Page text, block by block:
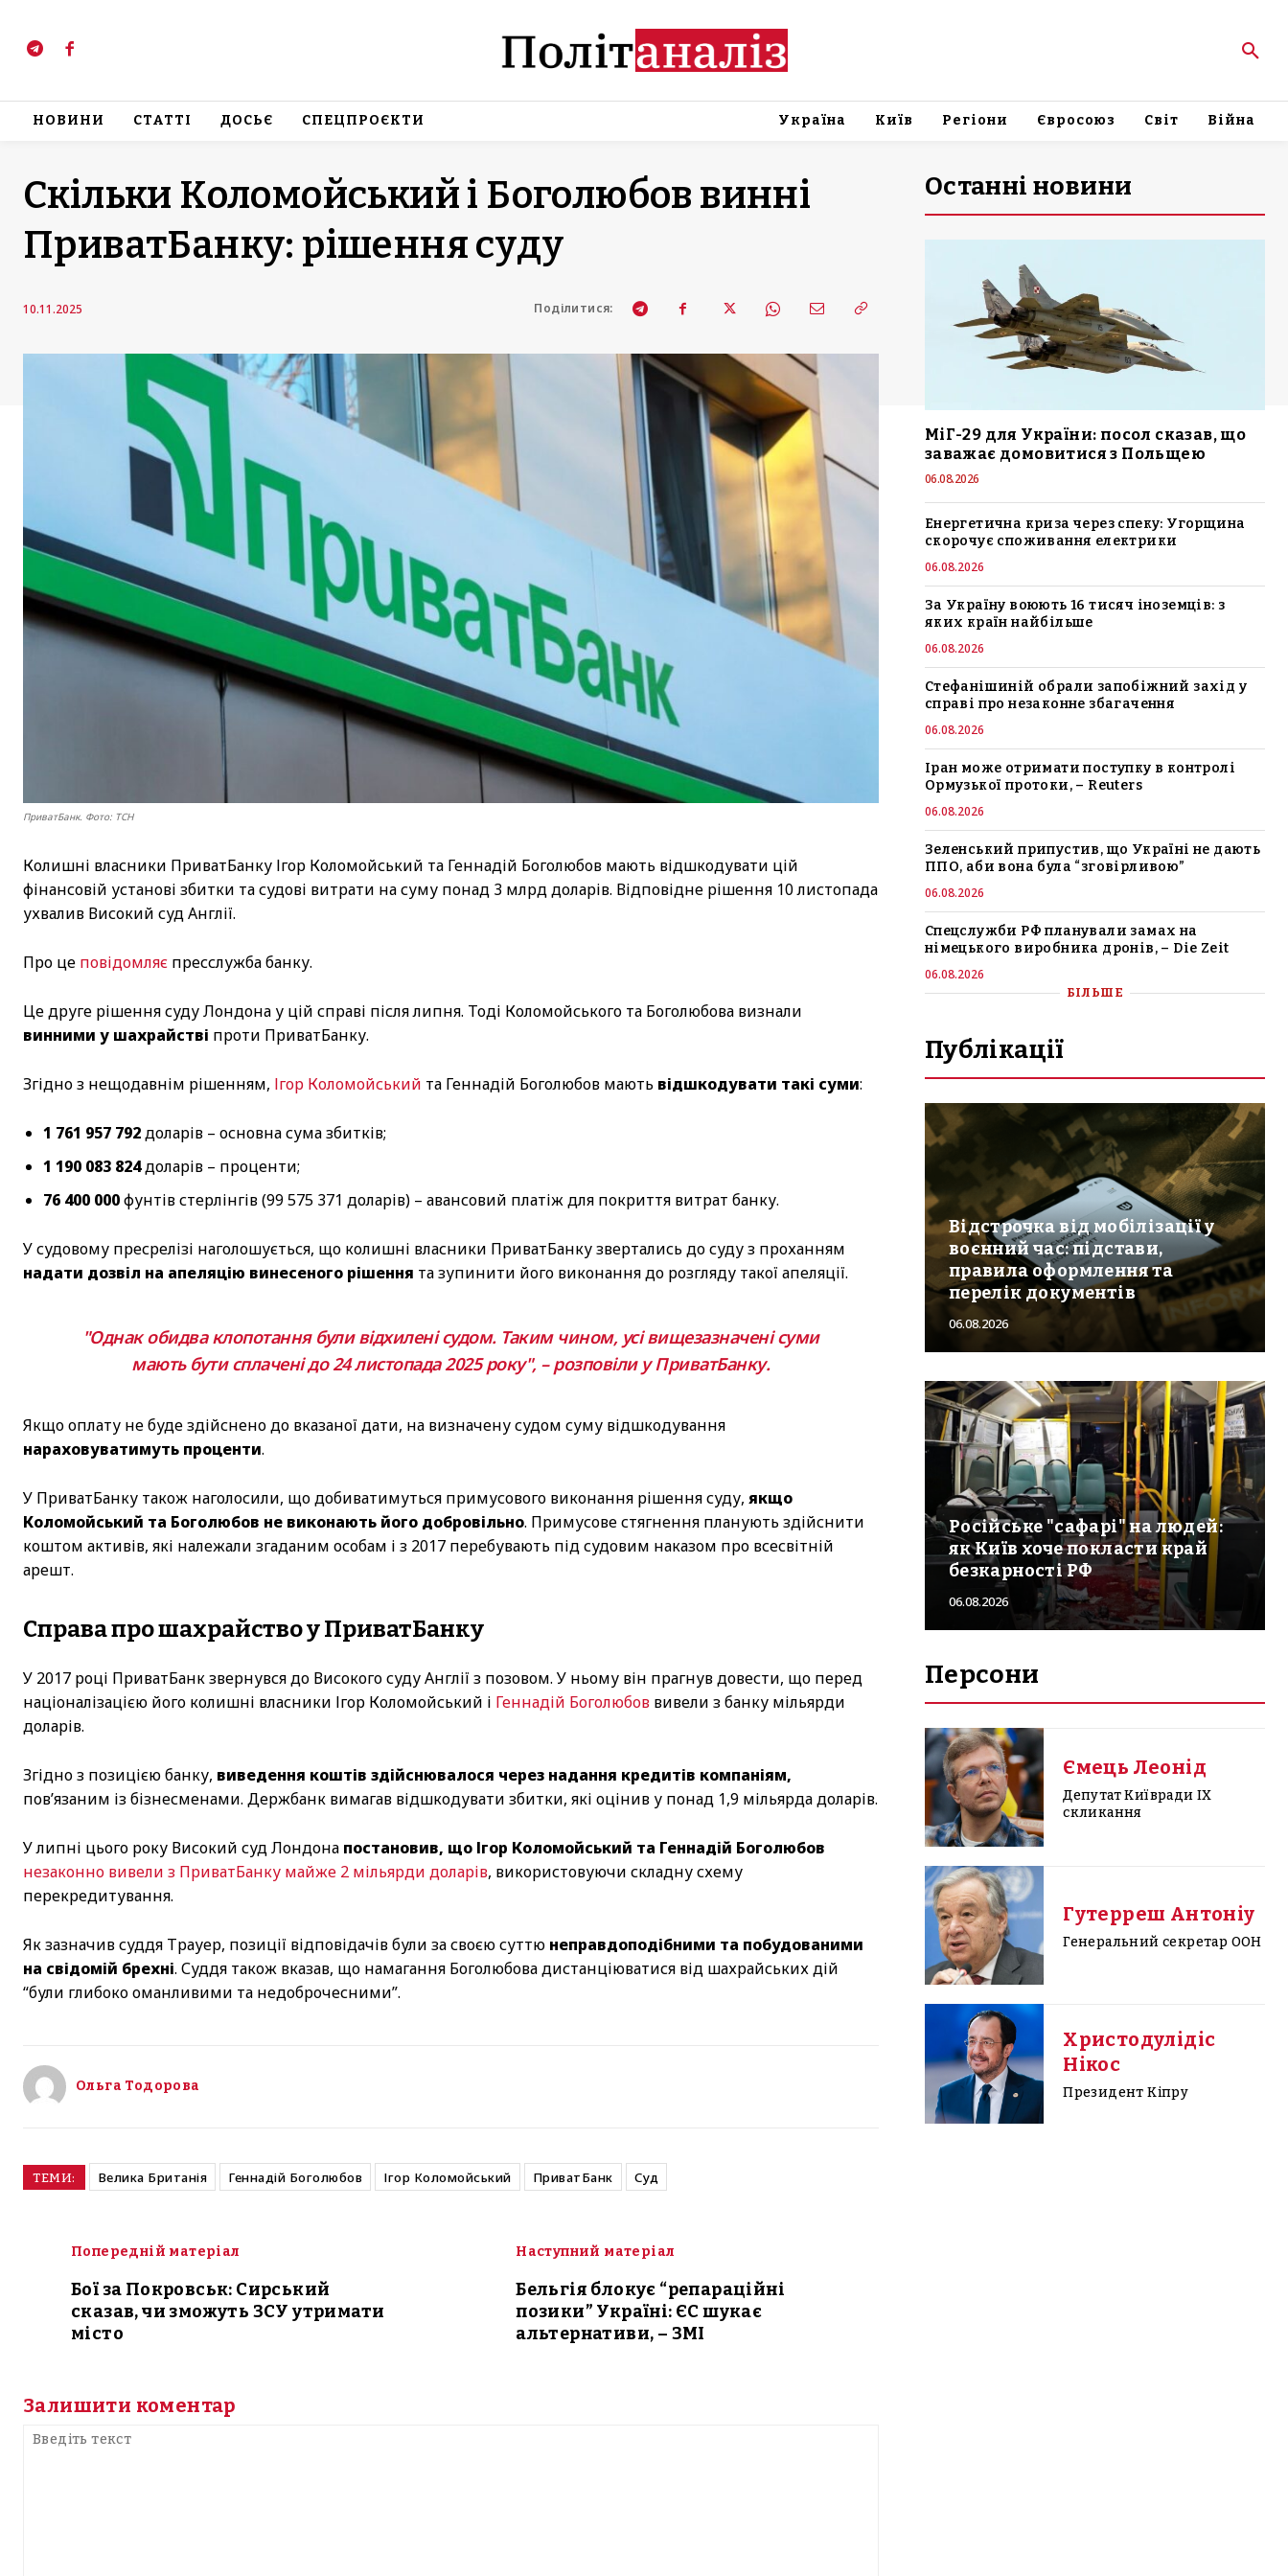
НОВИНИ СТАТТІ ДОСЬЄ СПЕЦПРОЄКТИ Україна Київ Регіони Євросоюз Світ Війна
Скільки Коломойський і Боголюбов винні
ПриватБанку: рішення суду
10.11.2025 Поділитися:
ПриватБанк. Фото: ТСН
Колишні власники ПриватБанку Ігор Коломойський та Геннадій Боголюбов мають відшкодувати цій
фінансовій установі збитки та судові витрати на суму понад 3 млрд доларів. Відповідне рішення 10 листопада
ухвалив Високий суд Англії.
Про це повідомляє пресслужба банку.
Це друге рішення суду Лондона у цій справі після липня. Тоді Коломойського та Боголюбова визнали
винними у шахрайстві проти ПриватБанку.
Згідно з нещодавнім рішенням, Ігор Коломойський та Геннадій Боголюбов мають відшкодувати такі суми:
1 761 957 792доларів – основна сума збитків;
1 190 083 824доларів – проценти;
76 400 000фунтів стерлінгів (99 575 371 доларів) – авансовий платіж для покриття витрат банку.
У судовому пресрелізі наголошується, що колишні власники ПриватБанку звертались до суду з проханням
надати дозвіл на апеляцію винесеного рішення та зупинити його виконання до розгляду такої апеляції.
"Однак обидва клопотання були відхилені судом. Таким чином, усі вищезазначені суми
мають бути сплачені до 24 листопада 2025 року", – розповіли у ПриватБанку.
Якщо оплату не буде здійснено до вказаної дати, на визначену судом суму відшкодування
нараховуватимуть проценти.
У ПриватБанку також наголосили, що добиватимуться примусового виконання рішення суду, якщо
Коломойський та Боголюбов не виконають його добровільно. Примусове стягнення планують здійснити
коштом активів, які належали згаданим особам і з 2017 перебувають під судовим наказом про всесвітній
арешт.
Справа про шахрайство у ПриватБанку
У 2017 році ПриватБанк звернувся до Високого суду Англії з позовом. У ньому він прагнув довести, що перед
націоналізацією його колишні власники Ігор Коломойський і Геннадій Боголюбов вивели з банку мільярди
доларів.
Згідно з позицією банку, виведення коштів здійснювалося через надання кредитів компаніям,
пов’язаним із бізнесменами. Держбанк вимагав відшкодувати збитки, які оцінив у понад 1,9 мільярда доларів.
У липні цього року Високий суд Лондона постановив, що Ігор Коломойський та Геннадій Боголюбов
незаконно вивели з ПриватБанку майже 2 мільярди доларів, використовуючи складну схему
перекредитування.
Як зазначив суддя Трауер, позиції відповідачів були за своєю суттю неправдоподібними та побудованими
на свідомій брехні. Суддя також вказав, що намагання Боголюбова дистанціюватися від шахрайських дій
“були глибоко оманливими та недоброчесними”.
Ольга Тодорова
ТЕМИ: Велика Британія Геннадій Боголюбов Ігор Коломойський ПриватБанк Суд
Попередній матеріал
Бої за Покровськ: Сирський
сказав, чи зможуть ЗСУ утримати
місто
Наступний матеріал
Бельгія блокує “репараційні
позики” Україні: ЄС шукає
альтернативи, – ЗМІ
Залишити коментар
Останні новини
МіГ-29 для України: посол сказав, що
заважає домовитися з Польщею
06.08.2026
Енергетична криза через спеку: Угорщина
скорочує споживання електрики
06.08.2026
За Україну воюють 16 тисяч іноземців: з
яких країн найбільше
06.08.2026
Стефанішиній обрали запобіжний захід у
справі про незаконне збагачення
06.08.2026
Іран може отримати поступку в контролі
Ормузької протоки, – Reuters
06.08.2026
Зеленський припустив, що Україні не дають
ППО, аби вона була “зговірливою”
06.08.2026
Спецслужби РФ планували замах на
німецького виробника дронів, – Die Zeit
06.08.2026
БІЛЬШЕ
Публікації
Відстрочка від мобілізації у
воєнний час: підстави,
правила оформлення та
перелік документів
06.08.2026
Російське "сафарі" на людей:
як Київ хоче покласти край
безкарності РФ
06.08.2026
Персони
Ємець Леонід
Депутат Київради IX
скликання
Гутерреш Антоніу
Генеральний секретар ООН
Христодулідіс
Нікос
Президент Кіпру